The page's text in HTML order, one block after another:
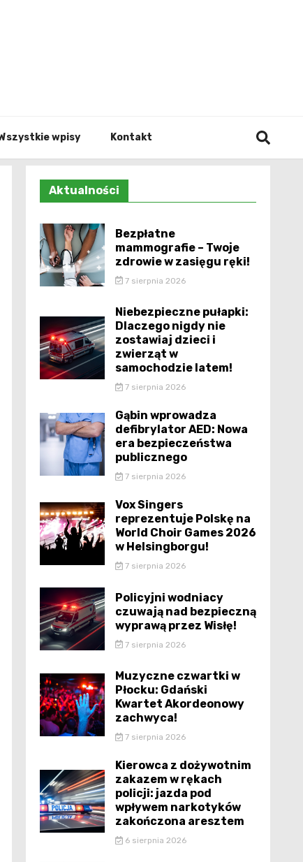
wpisy Kontakt
Aktualności
Bezpłatne
mammografie – Twoje
zdrowie w zasięgu ręki!
7 sierpnia 2026
Niebezpieczne pułapki:
Dlaczego nigdy nie
zostawiaj dzieci i
zwierząt w
samochodzie latem!
7 sierpnia 2026
Gąbin wprowadza
defibrylator AED: Nowa
era bezpieczeństwa
publicznego
7 sierpnia 2026
Vox Singers
reprezentuje Polskę na
World Choir Games 2026
w Helsingborgu!
7 sierpnia 2026
Policyjni wodniacy
czuwają nad bezpieczną
wyprawą przez Wisłę!
7 sierpnia 2026
Muzyczne czwartki w
Płocku: Gdański
Kwartet Akordeonowy
zachwyca!
7 sierpnia 2026
Kierowca z dożywotnim
zakazem w rękach
policji: jazda pod
wpływem narkotyków
zakończona aresztem
6 sierpnia 2026